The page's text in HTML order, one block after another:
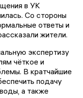
в УК
Со стороны
ответы и
жители.
экспертизу
чёткое и
В кратчайшие
подачу
а также